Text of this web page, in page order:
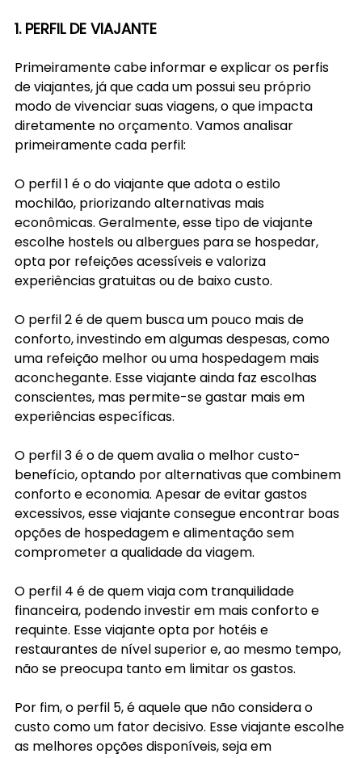
1. PERFIL DE VIAJANTE
Primeiramente cabe informar e explicar os perfis
de viajantes, já que cada um possui seu próprio
modo de vivenciar suas viagens, o que impacta
diretamente no orçamento. Vamos analisar
primeiramente cada perfil:
O perfil 1 é o do viajante que adota o estilo
mochilão, priorizando alternativas mais
econômicas. Geralmente, esse tipo de viajante
escolhe hostels ou albergues para se hospedar,
opta por refeições acessíveis e valoriza
experiências gratuitas ou de baixo custo.
O perfil 2 é de quem busca um pouco mais de
conforto, investindo em algumas despesas, como
uma refeição melhor ou uma hospedagem mais
aconchegante. Esse viajante ainda faz escolhas
conscientes, mas permite-se gastar mais em
experiências específicas.
O perfil 3 é o de quem avalia o melhor custo-
benefício, optando por alternativas que combinem
conforto e economia. Apesar de evitar gastos
excessivos, esse viajante consegue encontrar boas
opções de hospedagem e alimentação sem
comprometer a qualidade da viagem.
O perfil 4 é de quem viaja com tranquilidade
financeira, podendo investir em mais conforto e
requinte. Esse viajante opta por hotéis e
restaurantes de nível superior e, ao mesmo tempo,
não se preocupa tanto em limitar os gastos.
Por fim, o perfil 5, é aquele que não considera o
custo como um fator decisivo. Esse viajante escolhe
as melhores opções disponíveis, seja em